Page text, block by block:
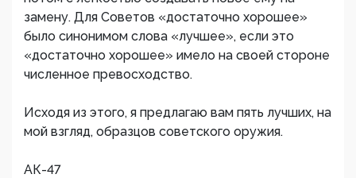
замену. Для Советов «достаточно хорошее»
было синонимом слова «лучшее», если это
«достаточно хорошее» имело на своей стороне
численное превосходство.
Исходя из этого, я предлагаю вам пять лучших, на
мой взгляд, образцов советского оружия.
АК-47